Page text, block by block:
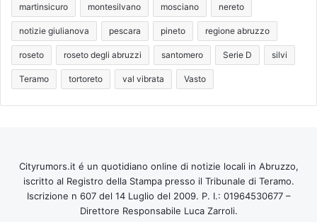
martinsicuro montesilvano mosciano nereto
notizie giulianova pescara pineto regione abruzzo
roseto roseto degli abruzzi santomero Serie D silvi
Teramo tortoreto val vibrata Vasto
Cityrumors.it é un quotidiano online di notizie locali in Abruzzo,
iscritto al Registro della Stampa presso il Tribunale di Teramo.
Iscrizione n 607 del 14 Luglio del 2009. P. I.: 01964530677 –
Direttore Responsabile Luca Zarroli.